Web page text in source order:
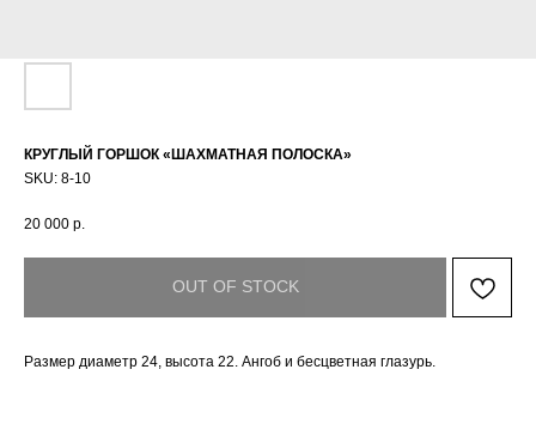
КРУГЛЫЙ ГОРШОК «ШАХМАТНАЯ ПОЛОСКА»
SKU: 8-10
20 000 р.
OUT OF STOCK
Размер диаметр 24, высота 22. Ангоб и бесцветная глазурь.